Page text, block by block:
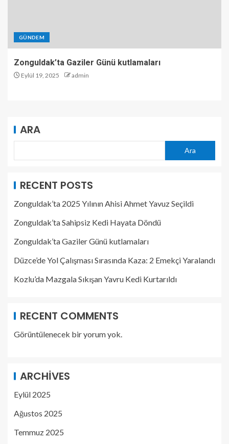
GÜNDEM
Zonguldak’ta Gaziler Günü kutlamaları
Eylül 19, 2025 admin
ARA
Ara
RECENT POSTS
Zonguldak’ta 2025 Yılının Ahisi Ahmet Yavuz Seçildi
Zonguldak’ta Sahipsiz Kedi Hayata Döndü
Zonguldak’ta Gaziler Günü kutlamaları
Düzce’de Yol Çalışması Sırasında Kaza: 2 Emekçi Yaralandı
Kozlu’da Mazgala Sıkışan Yavru Kedi Kurtarıldı
RECENT COMMENTS
Görüntülenecek bir yorum yok.
ARCHIVES
Eylül 2025
Ağustos 2025
Temmuz 2025